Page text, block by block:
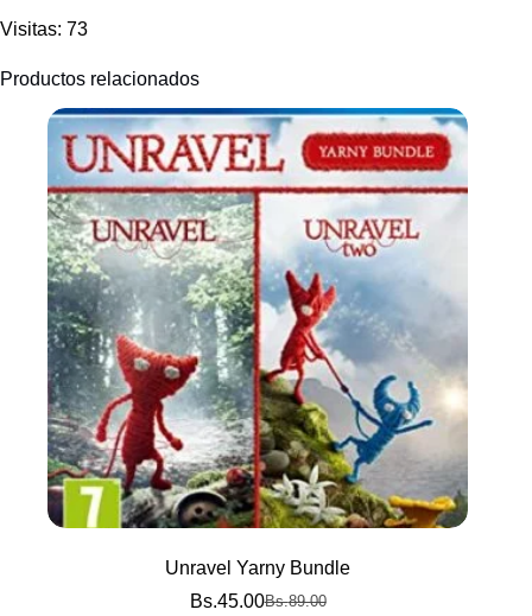
Visitas: 73
Productos relacionados
Unravel Yarny Bundle
Bs.89.00
El
Bs.45.00El